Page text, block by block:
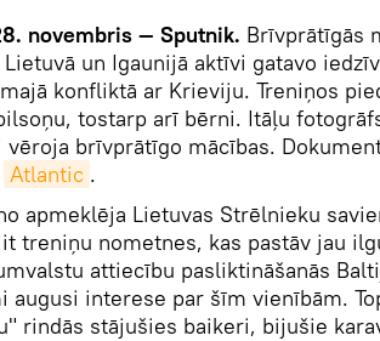
novembris — Sputnik. Brīvprātīgās
un Igaunijā aktīvi gatavo
konfliktā ar Krieviju. Treniņos
tostarp arī bērni. Itāļu
vēroja brīvprātīgo mācības.
Atlantic .
apmeklēja Lietuvas Strēlnieku
treniņu nometnes, kas pastāv jau
attiecību pasliktināšanās
augusi interese par šīm vienībām.
rindās stājušies baikeri, bijušie